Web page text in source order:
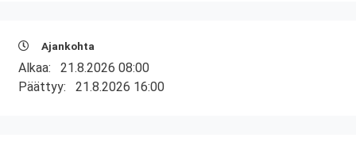
Ajankohta
Alkaa: 21.8.2026 08:00
Päättyy: 21.8.2026 16:00